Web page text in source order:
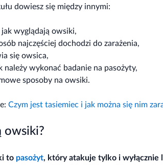
dowiesz się między innymi:
jak wyglądają owsiki,
najczęściej dochodzi do zarażenia,
się owsica,
należy wykonać badanie na pasożyty,
sposoby na owsiki.
Czym jest tasiemiec i jak można się nim
owsiki?
to pasożyt, który atakuje tylko i wyłącznie